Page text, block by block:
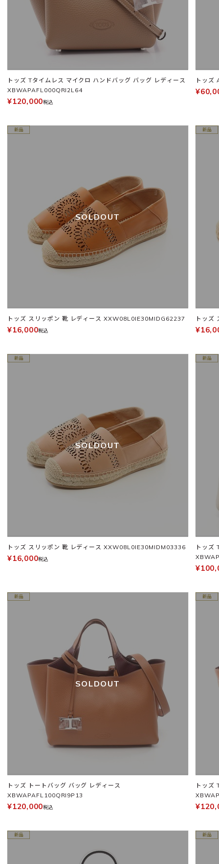
トッズ Tタイムレス マイクロ ハンドバッグ バッグ レディース
XBWAPAFL000QRI2L64
¥120,000税込
トッズ
SOLDOUT
トッズ スリッポン 靴 レディース XXW08L0IE30MIDG62237
¥16,000税込
SOLDOUT
トッズ スリッポン 靴 レディース XXW08L0IE30MIDM03336
¥16,000税込
トッズ
SOLDOUT
トッズ トートバッグ バッグ レディース
XBWAPAFL100QRI9P13
¥120,000税込
トッズ